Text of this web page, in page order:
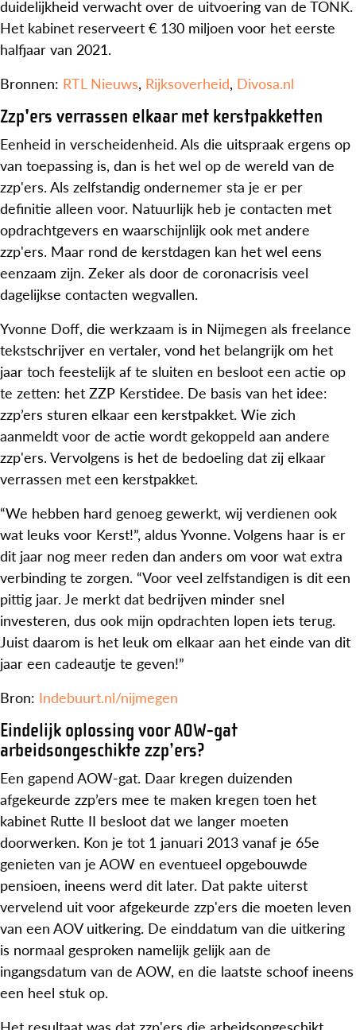
duidelijkheid verwacht over de uitvoering van de TONK.
Het kabinet reserveert € 130 miljoen voor het eerste
halfjaar van 2021.
Bronnen: RTL Nieuws, Rijksoverheid, Divosa.nl
Zzp'ers verrassen elkaar met kerstpakketten
Eenheid in verscheidenheid. Als die uitspraak ergens op
van toepassing is, dan is het wel op de wereld van de
zzp'ers. Als zelfstandig ondernemer sta je er per
definitie alleen voor. Natuurlijk heb je contacten met
opdrachtgevers en waarschijnlijk ook met andere
zzp'ers. Maar rond de kerstdagen kan het wel eens
eenzaam zijn. Zeker als door de coronacrisis veel
dagelijkse contacten wegvallen.
Yvonne Doff, die werkzaam is in Nijmegen als freelance
tekstschrijver en vertaler, vond het belangrijk om het
jaar toch feestelijk af te sluiten en besloot een actie op
te zetten: het ZZP Kerstidee. De basis van het idee:
zzp’ers sturen elkaar een kerstpakket. Wie zich
aanmeldt voor de actie wordt gekoppeld aan andere
zzp'ers. Vervolgens is het de bedoeling dat zij elkaar
verrassen met een kerstpakket.
“We hebben hard genoeg gewerkt, wij verdienen ook
wat leuks voor Kerst!”, aldus Yvonne. Volgens haar is er
dit jaar nog meer reden dan anders om voor wat extra
verbinding te zorgen. “Voor veel zelfstandigen is dit een
pittig jaar. Je merkt dat bedrijven minder snel
investeren, dus ook mijn opdrachten lopen iets terug.
Juist daarom is het leuk om elkaar aan het einde van dit
jaar een cadeautje te geven!”
Bron: Indebuurt.nl/nijmegen
Eindelijk oplossing voor AOW-gat
arbeidsongeschikte zzp’ers?
Een gapend AOW-gat. Daar kregen duizenden
afgekeurde zzp’ers mee te maken kregen toen het
kabinet Rutte II besloot dat we langer moeten
doorwerken. Kon je tot 1 januari 2013 vanaf je 65e
genieten van je AOW en eventueel opgebouwde
pensioen, ineens werd dit later. Dat pakte uiterst
vervelend uit voor afgekeurde zzp'ers die moeten leven
van een AOV uitkering. De einddatum van die uitkering
is normaal gesproken namelijk gelijk aan de
ingangsdatum van de AOW, en die laatste schoof ineens
een heel stuk op.